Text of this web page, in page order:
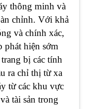
thông minh và
chỉnh. Với khả
và chính xác,
hiện sớm
bị các tính
ra chỉ thị từ xa
từ các khu vực
tài sản trong